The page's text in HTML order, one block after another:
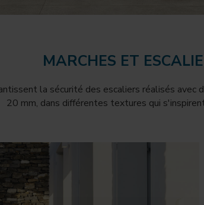
MARCHES ET
la sécurité des escaliers réalisés avec
20 mm, dans différentes textures qui